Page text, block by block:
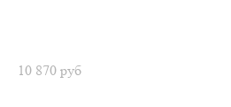
10 870 руб